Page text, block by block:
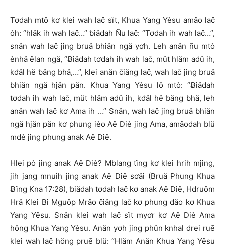
Tơdah mtô kơ klei wah lač sĭt, Khua Yang Yêsu amâo lač
ôh: “hlăk ih wah lač…” ƀiădah Ñu lač: “Tơdah ih wah lač…”,
snăn wah lač jing bruă bhiăn ngă yơh. Leh anăn ñu mtô
ênhă êlan ngă, “Ƀiădah tơdah ih wah lač, mŭt hlăm adŭ ih,
kđăl hĕ ƀăng bhă,…”, klei anăn čiăng lač, wah lač jing bruă
bhiăn ngă hjăn păn. Khua Yang Yêsu lŏ mtô: “Ƀiădah
tơdah ih wah lač, mŭt hlăm adŭ ih, kđăl hĕ ƀăng bhă, leh
anăn wah lač kơ Ama ih …” Snăn, wah lač jing bruă bhiăn
ngă hjăn păn kơ phung iêo Aê Diê jing Ama, amâodah blŭ
mdê jing phung anak Aê Diê.
Hlei pô jing anak Aê Diê? Mblang tĭng kơ klei hrih mjing,
jih jang mnuih jing anak Aê Diê sơăi (Bruă Phung Khua
Ƀĭng Kna 17:28), ƀiădah tơdah lač kơ anak Aê Diê, Hdruôm
Hră Klei Bi Mguôp Mrâo čiăng lač kơ phung đăo kơ Khua
Yang Yêsu. Snăn klei wah lač sĭt myơr kơ Aê Diê Ama
hŏng Khua Yang Yêsu. Anăn yơh jing phŭn knhal drei ruê̆
klei wah lač hŏng pruê̆ blŭ: “Hlăm Anăn Khua Yang Yêsu